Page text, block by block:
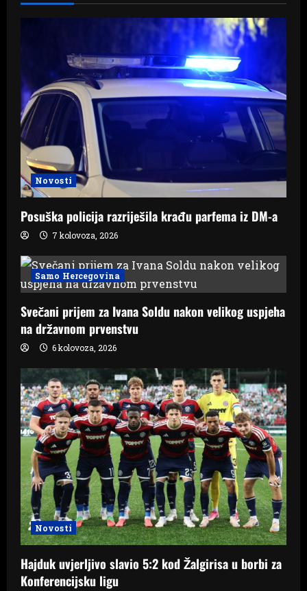
Novosti
Posuška policija razriješila krađu parfema iz DM-a
7 kolovoza, 2026
Samo Hercegovina
Svečani prijem za Ivana Soldu nakon velikog uspjeha
na državnom prvenstvu
6 kolovoza, 2026
Novosti
Hajduk uvjerljivo slavio 5:2 kod Žalgirisa u borbi za
Konferencijsku ligu